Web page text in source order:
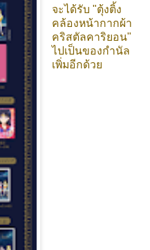
จะได้รับ "ตุ้งติ้ง
คล้องหน้ากากผ้า
คริสตัลคาริยอน"
ไปเป็นของกำนัล
เพิ่มอีกด้วย